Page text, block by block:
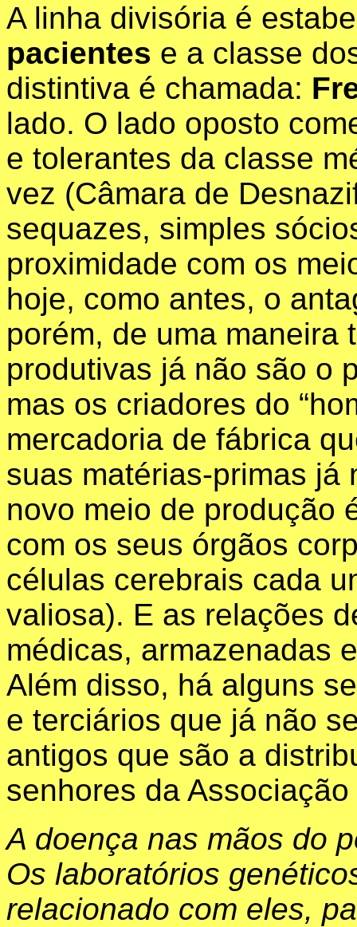
A linha divisória é
pacientes e a classe
distintiva é chamada:
lado. O lado oposto
e tolerantes da classe
vez (Câmara de
sequazes, simples
proximidade com os
hoje, como antes, o
porém, de uma maneira
produtivas já não são o
mas os criadores do
mercadoria de fábrica
suas matérias-primas já
novo meio de produção
com os seus órgãos
células cerebrais cada
valiosa). E as relações
médicas, armazenadas
Além disso, há alguns
e terciários que já não
antigos que são a
senhores da
A doença nas mãos do
Os laboratórios
relacionado com eles,